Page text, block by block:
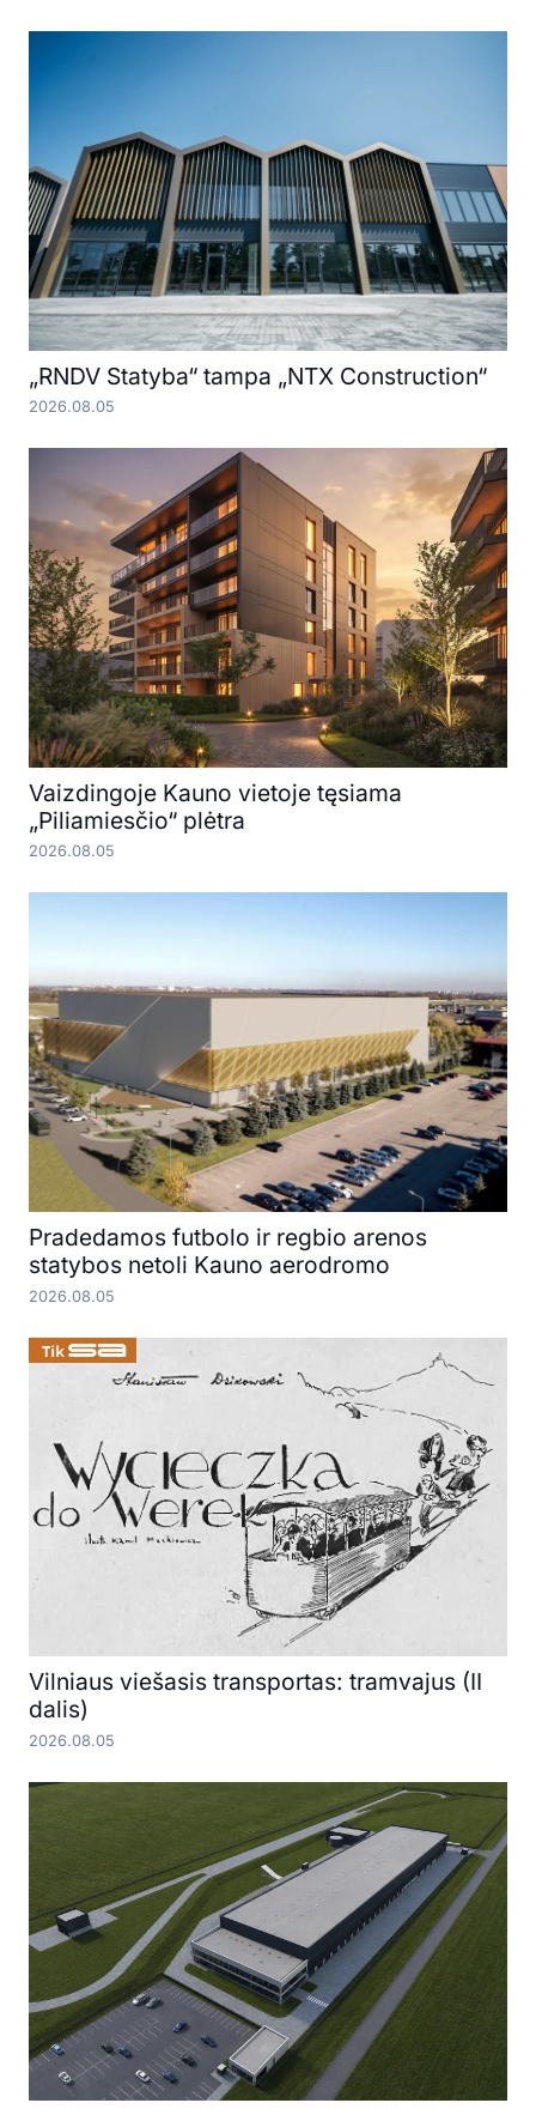
„RNDV Statyba“ tampa „NTX Construction“
2026.08.05
Vaizdingoje Kauno vietoje tęsiama
„Piliamiesčio“ plėtra
2026.08.05
Pradedamos futbolo ir regbio arenos
statybos netoli Kauno aerodromo
2026.08.05
Vilniaus viešasis transportas: tramvajus (II
dalis)
2026.08.05